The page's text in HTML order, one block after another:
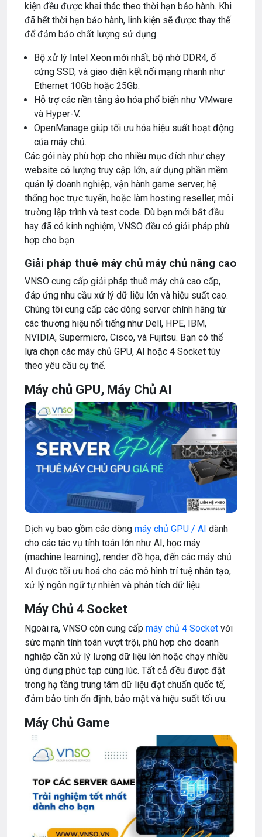
kiện đều được khai thác theo thời hạn bảo hành. Khi
đã hết thời hạn bảo hành, linh kiện sẽ được thay thế
để đảm bảo chất lượng sử dụng.
Bộ xử lý Intel Xeon mới nhất, bộ nhớ DDR4, ổ
cứng SSD, và giao diện kết nối mạng nhanh như
Ethernet 10Gb hoặc 25Gb.
Hỗ trợ các nền tảng ảo hóa phổ biến như VMware
và Hyper-V.
OpenManage giúp tối ưu hóa hiệu suất hoạt động
của máy chủ.
Các gói này phù hợp cho nhiều mục đích như chạy
website có lượng truy cập lớn, sử dụng phần mềm
quản lý doanh nghiệp, vận hành game server, hệ
thống học trực tuyến, hoặc làm hosting reseller, môi
trường lập trình và test code. Dù bạn mới bắt đầu
hay đã có kinh nghiệm, VNSO đều có giải pháp phù
hợp cho bạn.
Giải pháp thuê máy chủ máy chủ nâng cao
VNSO cung cấp giải pháp thuê máy chủ cao cấp,
đáp ứng nhu cầu xử lý dữ liệu lớn và hiệu suất cao.
Chúng tôi cung cấp các dòng server chính hãng từ
các thương hiệu nổi tiếng như Dell, HPE, IBM,
NVIDIA, Supermicro, Cisco, và Fujitsu. Bạn có thể
lựa chọn các máy chủ GPU, AI hoặc 4 Socket tùy
theo yêu cầu cụ thể.
Máy chủ GPU, Máy Chủ AI
Dịch vụ bao gồm các dòng máy chủ GPU / AI dành
cho các tác vụ tính toán lớn như AI, học máy
(machine learning), render đồ họa, đến các máy chủ
AI được tối ưu hoá cho các mô hình trí tuệ nhân tạo,
xử lý ngôn ngữ tự nhiên và phân tích dữ liệu.
Máy Chủ 4 Socket
Ngoài ra, VNSO còn cung cấp máy chủ 4 Socket với
sức mạnh tính toán vượt trội, phù hợp cho doanh
nghiệp cần xử lý lượng dữ liệu lớn hoặc chạy nhiều
ứng dụng phức tạp cùng lúc. Tất cả đều được đặt
trong hạ tầng trung tâm dữ liệu đạt chuẩn quốc tế,
đảm bảo tính ổn định, bảo mật và hiệu suất tối ưu.
Máy Chủ Game